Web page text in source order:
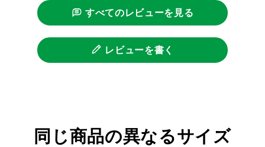
すべてのレビューを見る
レビューを書く
同じ商品の異なるサイズ